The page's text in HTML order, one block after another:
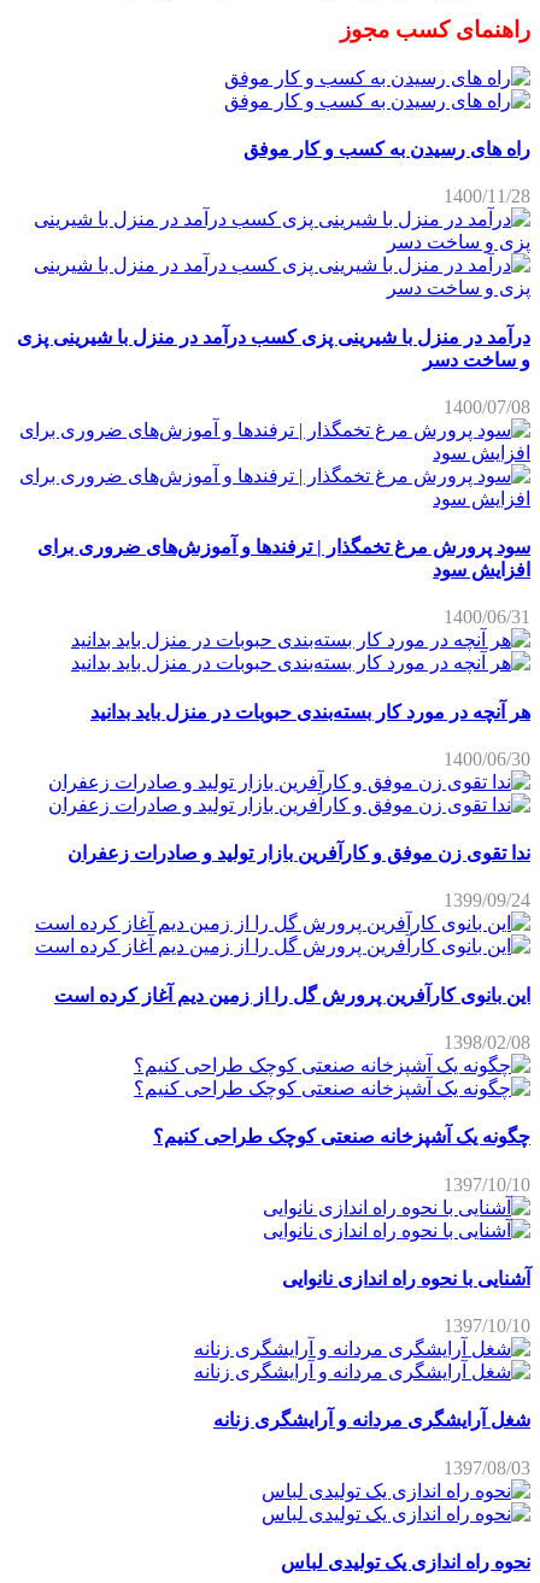
راهنمای کسب مجوز
راه های رسیدن به کسب و کار موفق
1400/11/28
درآمد در منزل با شیرینی پزی کسب درآمد در منزل با شیرینی پزی
و ساخت دسر
1400/07/08
سود پرورش مرغ تخمگذار | ترفندها و آموزش‌های ضروری برای
افزایش سود
1400/06/31
هر آنچه در مورد کار بسته‌بندی حبوبات در منزل باید بدانید
1400/06/30
ندا تقوی زن موفق و کارآفرین بازار تولید و صادرات زعفران
1399/09/24
این بانوی کارآفرین پرورش گل را از زمین دیم آغاز کرده است
1398/02/08
چگونه یک آشپزخانه صنعتی کوچک طراحی کنیم؟
1397/10/10
آشنایی با نحوه راه اندازی نانوایی
1397/10/10
شغل آرایشگری مردانه و آرایشگری زنانه
1397/08/03
نحوه راه اندازی یک تولیدی لباس